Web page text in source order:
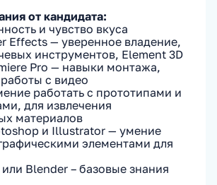
от кандидата:
и чувство вкуса
Effects — уверенное владение,
инструментов, Element 3D
Pro — навыки монтажа,
с видео
работать с прототипами и
для извлечения
материалов
и Illustrator — умение
элементами для
или Blender – базовые знания